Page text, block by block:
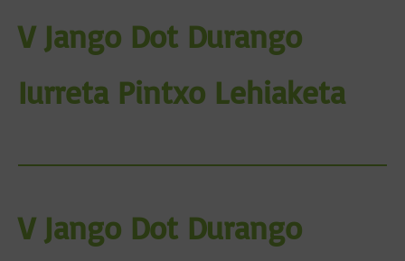
V Jango Dot Durango
Iurreta Pintxo Lehiaketa
V Jango Dot Durango